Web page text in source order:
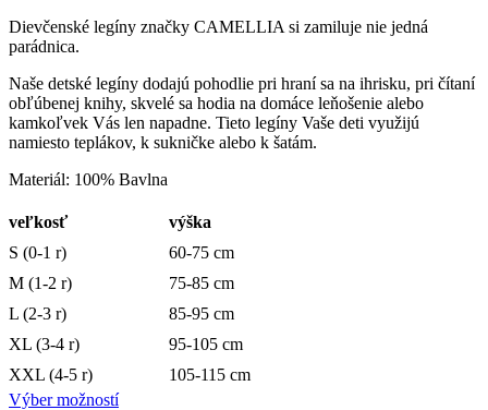
Dievčenské legíny značky CAMELLIA si zamiluje nie jedná
parádnica.
Naše detské legíny dodajú pohodlie pri hraní sa na ihrisku, pri čítaní
obľúbenej knihy, skvelé sa hodia na domáce leňošenie alebo
kamkoľvek Vás len napadne. Tieto legíny Vaše deti využijú
namiesto teplákov, k sukničke alebo k šatám.
Materiál: 100% Bavlna
veľkosť
výška
S (0-1 r)
60-75 cm
M (1-2 r)
75-85 cm
L (2-3 r)
85-95 cm
XL (3-4 r)
95-105 cm
XXL (4-5 r)
105-115 cm
Výber možností